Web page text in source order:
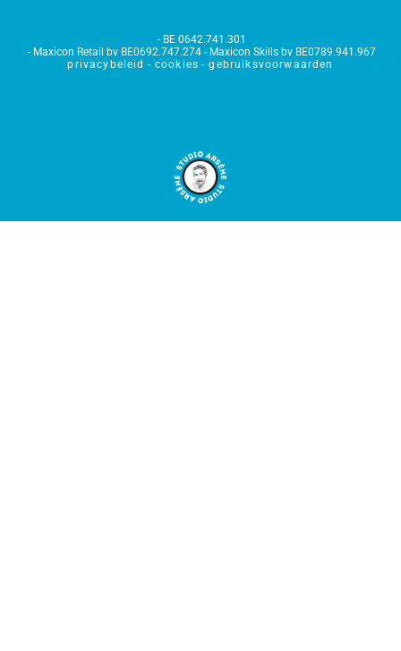
BE 0642.741.301
Maxicon Retail bv BE0692.747.274 - Maxicon Skills bv BE0789.941.967
privacybeleid
cookies gebruiksvoorwaarden